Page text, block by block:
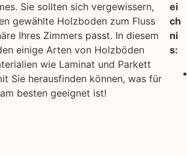
Sie sollten sich vergewissern,
gewählte Holzboden zum Fluss
Ihres Zimmers passt. In diesem
einige Arten von Holzböden
wie Laminat und Parkett
Sie herausfinden können, was für
besten geeignet ist!
ei
ch
ni
s: